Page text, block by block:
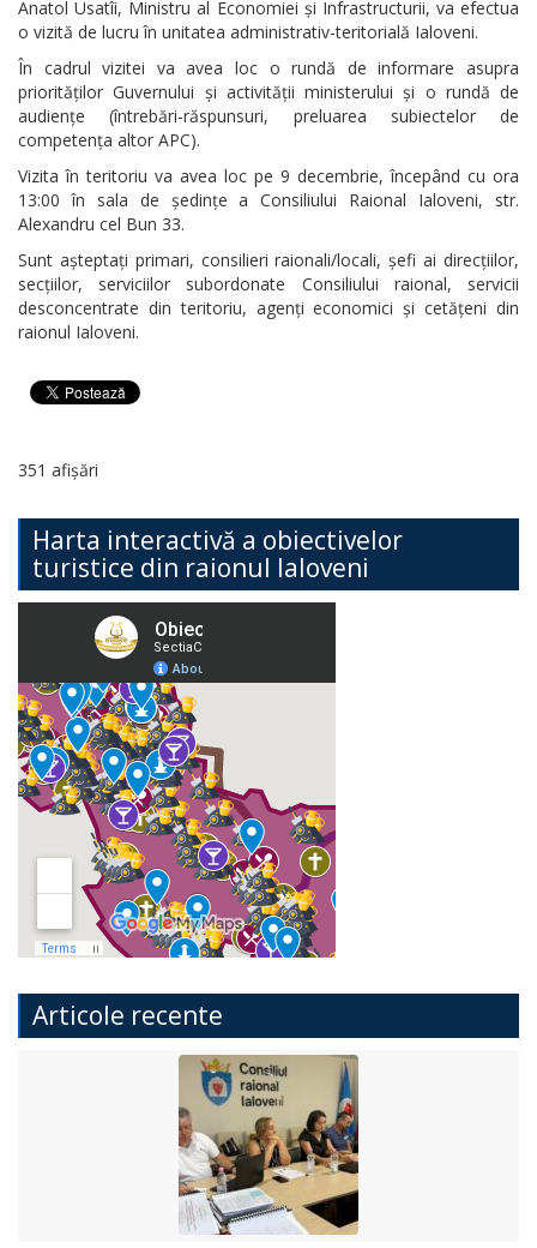
Anatol Usatîi, Ministru al Economiei și Infrastructurii, va efectua
o vizită de lucru în unitatea administrativ-teritorială Ialoveni.
În cadrul vizitei va avea loc o rundă de informare asupra
priorităților Guvernului și activității ministerului și o rundă de
audiențe (întrebări-răspunsuri, preluarea subiectelor de
competența altor APC).
Vizita în teritoriu va avea loc pe 9 decembrie, începând cu ora
13:00 în sala de ședințe a Consiliului Raional Ialoveni, str.
Alexandru cel Bun 33.
Sunt așteptați primari, consilieri raionali/locali, șefi ai direcțiilor,
secțiilor, serviciilor subordonate Consiliului raional, servicii
desconcentrate din teritoriu, agenți economici și cetățeni din
raionul Ialoveni.
351 afișări
Harta interactivă a obiectivelor
turistice din raionul Ialoveni
Articole recente